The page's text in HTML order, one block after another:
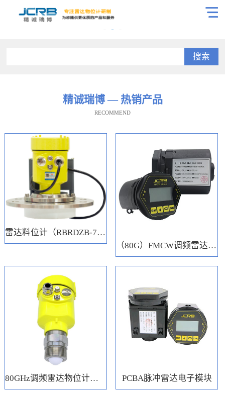
搜索
精诚瑞博 — 热销产品
RECOMMEND
雷达料位计（RBRDZB-71-6-C）
（80G）FMCW调频雷达电子模块
80GHz调频雷达物位计（RBRD71） PCBA脉冲雷达电子模块